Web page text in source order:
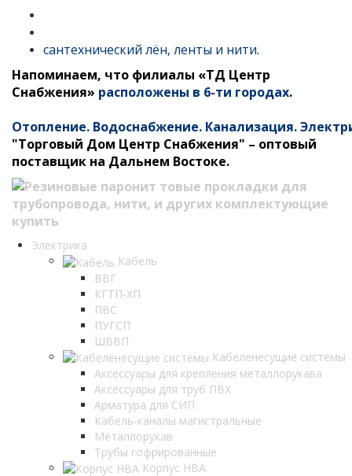
сантехнический лён, ленты и нити.
Напоминаем, что филиалы «ТД Центр
Снабжения» расположены в 6-ти городах.
Отопление. Водоснабжение. Канализация.
"Торговый Дом Центр Снабжения" – оптовый
поставщик на Дальнем Востоке.
Электрика
Кабель
ВВГ
КГТП-ХП
ПВС
ПУГСП
ШВВП
Кабеленесущие системы
Аксессуары для крепления металлорукава
Аксессуары для труб ПВХ
Арматура для СИП
Кабель-каналы магистральные
Металлорукав
Трубы гофрированные
Корпус НВА